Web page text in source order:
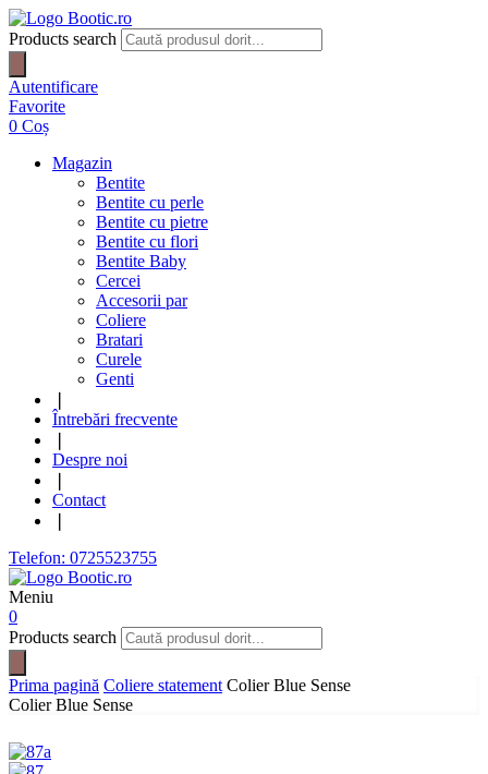
Products search
Autentificare
Favorite
0 Coș
Magazin
Bentite
Bentite cu perle
Bentite cu pietre
Bentite cu flori
Bentite Baby
Cercei
Accesorii par
Coliere
Bratari
Curele
Genti
Întrebări frecvente
Despre noi
Contact
Telefon: 0725523755
Meniu
0
Products search
Prima pagină Coliere statement Colier Blue Sense
Colier Blue Sense